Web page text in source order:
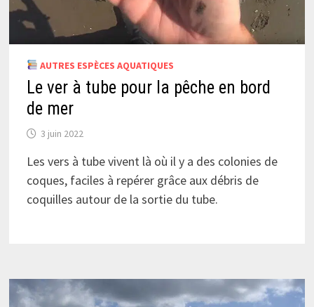
AUTRES ESPÈCES AQUATIQUES
Le ver à tube pour la pêche en bord
de mer
3 juin 2022
Les vers à tube vivent là où il y a des colonies de
coques, faciles à repérer grâce aux débris de
coquilles autour de la sortie du tube.